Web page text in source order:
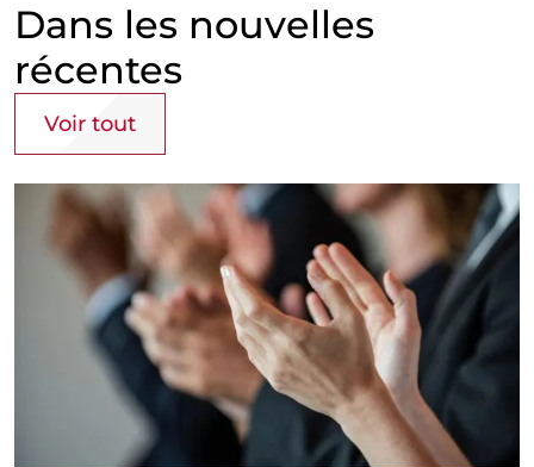
Dans les nouvelles
récentes
Voir tout